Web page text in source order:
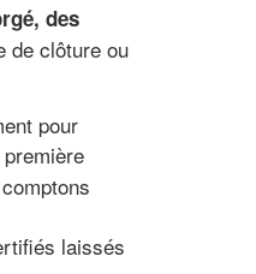
des
de clôture ou
pour
laissés